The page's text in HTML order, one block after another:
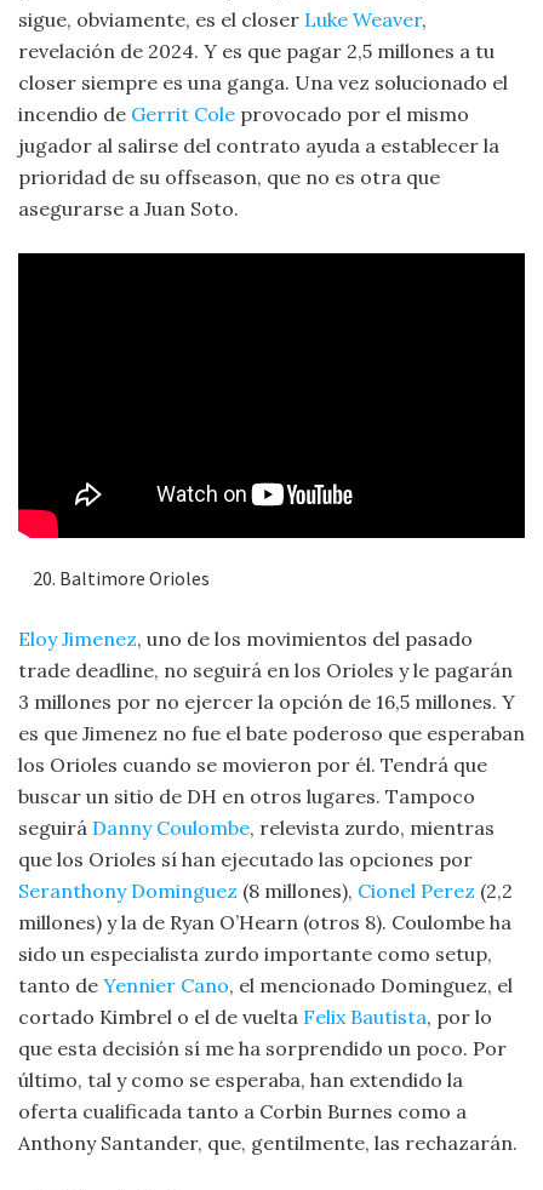
sigue, obviamente, es el closer Luke Weaver,
revelación de 2024. Y es que pagar 2,5 millones a tu
closer siempre es una ganga. Una vez solucionado el
incendio de Gerrit Cole provocado por el mismo
jugador al salirse del contrato ayuda a establecer la
prioridad de su offseason, que no es otra que
asegurarse a Juan Soto.
Baltimore Orioles
Eloy Jimenez, uno de los movimientos del pasado
trade deadline, no seguirá en los Orioles y le pagarán
3 millones por no ejercer la opción de 16,5 millones. Y
es que Jimenez no fue el bate poderoso que esperaban
los Orioles cuando se movieron por él. Tendrá que
buscar un sitio de DH en otros lugares. Tampoco
seguirá Danny Coulombe, relevista zurdo, mientras
que los Orioles sí han ejecutado las opciones por
Seranthony Dominguez (8 millones), Cionel Perez (2,2
millones) y la de Ryan O’Hearn (otros 8). Coulombe ha
sido un especialista zurdo importante como setup,
tanto de Yennier Cano, el mencionado Dominguez, el
cortado Kimbrel o el de vuelta Felix Bautista, por lo
que esta decisión sí me ha sorprendido un poco. Por
último, tal y como se esperaba, han extendido la
oferta cualificada tanto a Corbin Burnes como a
Anthony Santander, que, gentilmente, las rechazarán.